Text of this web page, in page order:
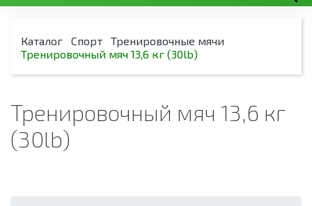
Каталог Спорт
Тренировочные мячи
Тренировочный мяч 13,6 кг (30lb)
Тренировочный мяч 13,6 кг
(30lb)